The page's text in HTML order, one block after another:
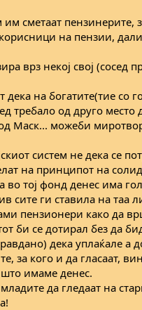
сметаат пензинерите,
на пензии,
врз некој свој
дека на богатите(тие
требало од друго место
Маск... можеби
систем не дека се
на принципот на
во тој фонд денес има
сите ги ставила на таа
пензионери како да
би се дотирал без да
дека уплаќале а
за кого и да гласаат,
имаме денес.
да гледаат на